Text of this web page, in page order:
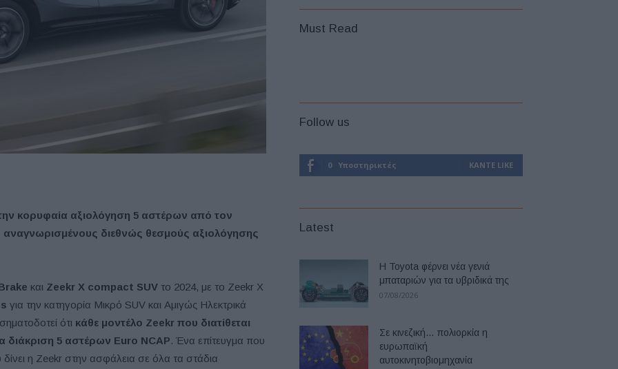
κορυφαία αξιολόγηση 5 αστέρων από τον
διεθνώς θεσμούς αξιολόγησης
και Zeekr X compact SUV το 2024, με το Zeekr X
για την κατηγορία Μικρό SUV και Αμιγώς Ηλεκτρικά
ότι κάθε μοντέλο Zeekr που διατίθεται
διάκριση 5 αστέρων Euro NCAP. Ένα επίτευγμα που
η Zeekr στην ασφάλεια σε όλα τα στάδια
Must Read
Follow us
0 Υποστηρικτές ΚΆΝΤΕ LIKE
Latest
Η Toyota φέρνει νέα γενιά
μπαταριών για τα υβριδικά της
07/08/2026
Σε κινεζική… πολιορκία η
ευρωπαϊκή
αυτοκινητοβιομηχανία